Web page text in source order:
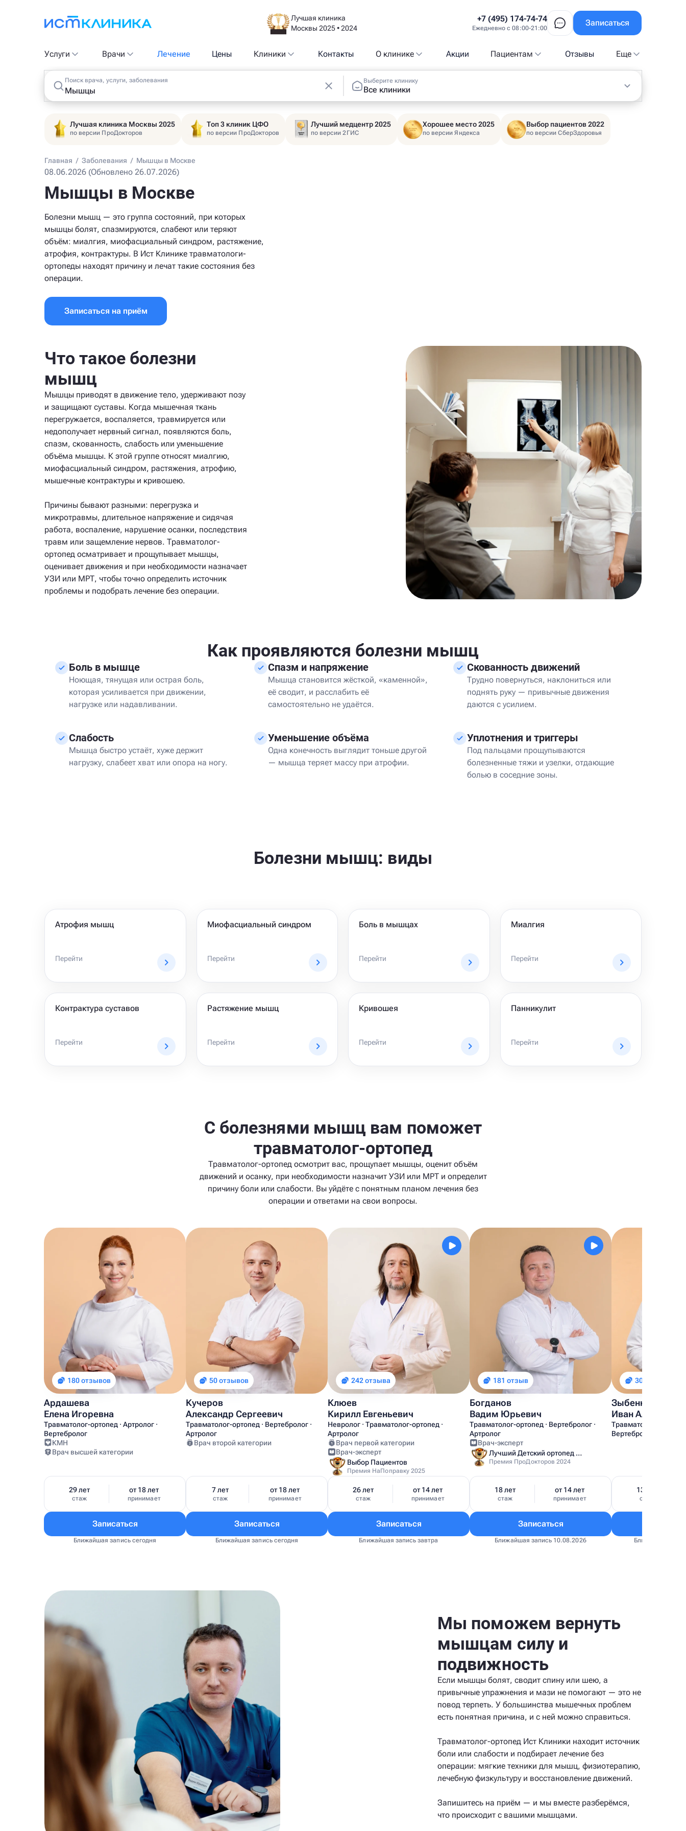
Лучшая клиника
Москвы 2025 • 2024
+7 (495) 174-74-74
Ежедневно с 08:00-21:00
Записаться
Услуги Врачи Лечение Цены Клиники Контакты О клинике Акции Пациентам Отзывы Еще
Поиск врача, услуги, заболевания Выберите клинику
Все клиники
Лучшая клиника Москвы 2025
по версии ПроДокторов
Топ 3 клиник ЦФО
по версии ПроДокторов
Лучший медцентр 2025
по версии 2ГИС
Хорошее место 2025
по версии Яндекса
Выбор пациентов 2022
по версии СберЗдоровья
Главная / Заболевания / Мышцы в Москве
08.06.2026 (Обновлено 26.07.2026)
Мышцы в Москве
Болезни мышц — это группа состояний, при которых
мышцы болят, спазмируются, слабеют или теряют
объём: миалгия, миофасциальный синдром, растяжение,
атрофия, контрактуры. В Ист Клинике травматологи-
ортопеды находят причину и лечат такие состояния без
операции.
Записаться на приём
Что такое болезни
мышц
Мышцы приводят в движение тело, удерживают позу
и защищают суставы. Когда мышечная ткань
перегружается, воспаляется, травмируется или
недополучает нервный сигнал, появляются боль,
спазм, скованность, слабость или уменьшение
объёма мышцы. К этой группе относят миалгию,
миофасциальный синдром, растяжения, атрофию,
мышечные контрактуры и кривошею.
Причины бывают разными: перегрузка и
микротравмы, длительное напряжение и сидячая
работа, воспаление, нарушение осанки, последствия
травм или защемление нервов. Травматолог-
ортопед осматривает и прощупывает мышцы,
оценивает движения и при необходимости назначает
УЗИ или МРТ, чтобы точно определить источник
проблемы и подобрать лечение без операции.
Как проявляются болезни мышц
Боль в мышце
Ноющая, тянущая или острая боль,
которая усиливается при движении,
нагрузке или надавливании.
Спазм и напряжение
Мышца становится жёсткой, «каменной»,
её сводит, и расслабить её
самостоятельно не удаётся.
Скованность движений
Трудно повернуться, наклониться или
поднять руку — привычные движения
даются с усилием.
Слабость
Мышца быстро устаёт, хуже держит
нагрузку, слабеет хват или опора на ногу.
Уменьшение объёма
Одна конечность выглядит тоньше другой
— мышца теряет массу при атрофии.
Уплотнения и триггеры
Под пальцами прощупываются
болезненные тяжи и узелки, отдающие
болью в соседние зоны.
Болезни мышц: виды
Атрофия мышц
Перейти
Миофасциальный синдром
Перейти
Боль в мышцах
Перейти
Миалгия
Перейти
Контрактура суставов
Перейти
Растяжение мышц
Перейти
Кривошея
Перейти
Панникулит
Перейти
С болезнями мышц вам поможет
травматолог-ортопед
Травматолог-ортопед осмотрит вас, прощупает мышцы, оценит объём
движений и осанку, при необходимости назначит УЗИ или МРТ и определит
причину боли или слабости. Вы уйдёте с понятным планом лечения без
операции и ответами на свои вопросы.
180 отзывов
Ардашева
Елена Игоревна
Травматолог-ортопед · Артролог ·
Вертебролог
КМН
Врач высшей категории
29 лет
стаж
от 18 лет
принимает
Записаться
Ближайшая запись сегодня
50 отзывов
Кучеров
Александр Сергеевич
Травматолог-ортопед · Вертебролог ·
Артролог
Врач второй категории
7 лет
стаж
от 18 лет
принимает
Записаться
Ближайшая запись сегодня
242 отзыва
Клюев
Кирилл Евгеньевич
Невролог · Травматолог-ортопед ·
Артролог
Врач первой категории
Врач-эксперт
Выбор Пациентов
Премия НаПоправку 2025
26 лет
стаж
от 14 лет
принимает
Записаться
Ближайшая запись завтра
181 отзыв
Богданов
Вадим Юрьевич
Травматолог-ортопед · Вертебролог ·
Артролог
Врач-эксперт
Лучший Детский ортопед Москвы
Премия ПроДокторов 2024
18 лет
стаж
от 14 лет
принимает
Записаться
Ближайшая запись 10.08.2026
30 отзывов
Зыбенков
Иван
Травматолог-ортопед
Вертебролог
13 лет
стаж
Ближайшая
Мы поможем вернуть
мышцам силу и
подвижность
Если мышцы болят, сводит спину или шею, а
привычные упражнения и мази не помогают — это не
повод терпеть. У большинства мышечных проблем
есть понятная причина, и с ней можно справиться.
Травматолог-ортопед Ист Клиники находит источник
боли или слабости и подбирает лечение без
операции: мягкие техники для мышц, физиотерапию,
лечебную физкультуру и восстановление движений.
Запишитесь на приём — и мы вместе разберёмся,
что происходит с вашими мышцами.